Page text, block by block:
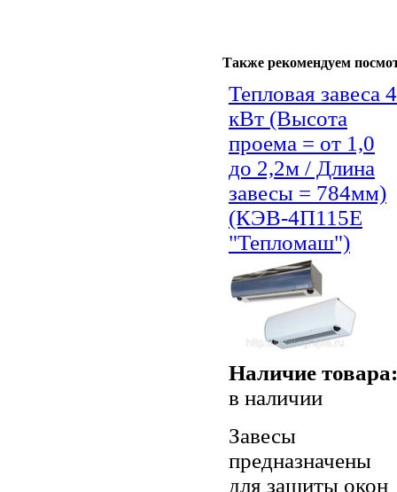
Также рекомендуем
Тепловая завеса 4
кВт (Высота
проема = от 1,0
до 2,2м / Длина
завесы = 784мм)
(КЭВ-4П115Е
"Тепломаш")
Наличие товара:
в наличии
Завесы
предназначены
для защиты окон